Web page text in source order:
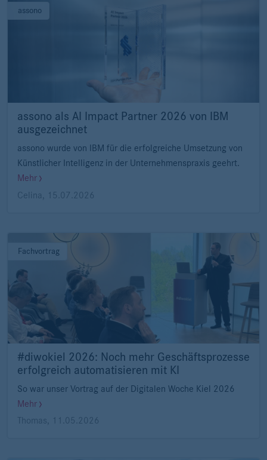
assono
assono als AI Impact Partner 2026 von IBM
ausgezeichnet
assono wurde von IBM für die erfolgreiche Umsetzung von
Künstlicher Intelligenz in der Unternehmenspraxis geehrt.
Mehr
Celina
15.07.2026
Fachvortrag
#diwokiel 2026: Noch mehr Geschäftsprozesse
erfolgreich automatisieren mit KI
So war unser Vortrag auf der Digitalen Woche Kiel 2026
Mehr
Thomas, 11.05.2026